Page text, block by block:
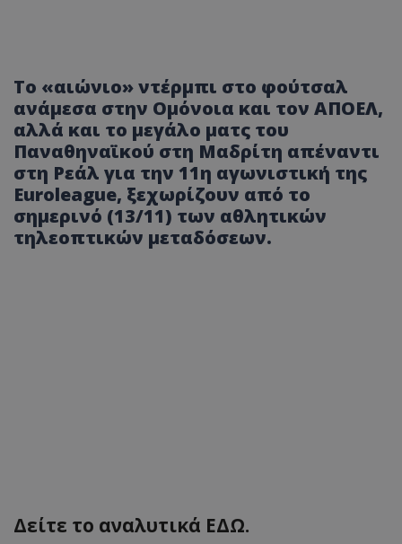
Το «αιώνιο» ντέρμπι στο φούτσαλ
ανάμεσα στην Ομόνοια και τον ΑΠΟΕΛ,
αλλά και το μεγάλο ματς του
Παναθηναϊκού στη Μαδρίτη απέναντι
στη Ρεάλ για την 11η αγωνιστική της
Euroleague, ξεχωρίζουν από το
σημερινό (13/11) των αθλητικών
τηλεοπτικών μεταδόσεων.
Δείτε το αναλυτικά ΕΔΩ.